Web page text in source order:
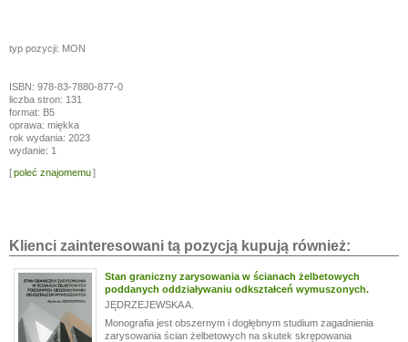
typ pozycji: MON
ISBN: 978-83-7880-877-0
liczba stron: 131
format: B5
oprawa: miękka
rok wydania: 2023
wydanie: 1
[poleć znajomemu]
Klienci zainteresowani tą pozycją kupują również:
Stan graniczny zarysowania w ścianach żelbetowych
poddanych oddziaływaniu odkształceń wymuszonych.
JĘDRZEJEWSKA A.
Monografia jest obszernym i dogłębnym studium zagadnienia
zarysowania ścian żelbetowych na skutek skrępowania